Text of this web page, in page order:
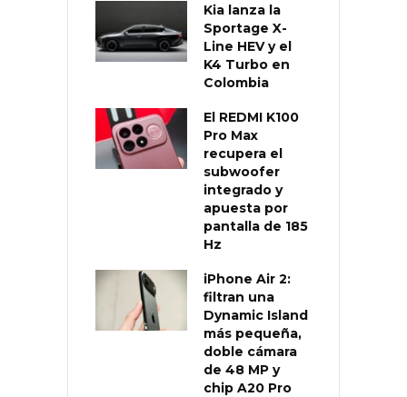
Kia lanza la
Sportage X-
Line HEV y el
K4 Turbo en
Colombia
El REDMI K100
Pro Max
recupera el
subwoofer
integrado y
apuesta por
pantalla de 185
Hz
iPhone Air 2:
filtran una
Dynamic Island
más pequeña,
doble cámara
de 48 MP y
chip A20 Pro